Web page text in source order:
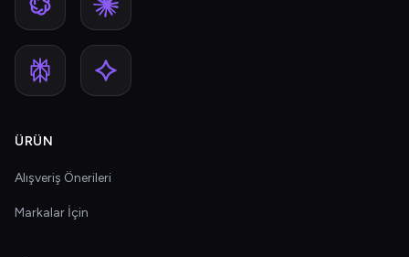
ÜRÜN
Alışveriş Önerileri
Markalar İçin